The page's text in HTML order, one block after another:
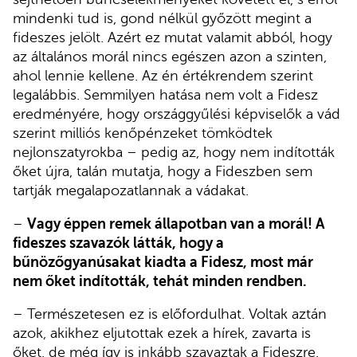
mindenki tud is, gond nélkül győzött megint a
fideszes jelölt. Azért ez mutat valamit abból, hogy
az általános morál nincs egészen azon a szinten,
ahol lennie kellene. Az én értékrendem szerint
legalábbis. Semmilyen hatása nem volt a Fidesz
eredményére, hogy országgyűlési képviselők a vád
szerint milliós kenőpénzeket tömködtek
nejlonszatyrokba – pedig az, hogy nem indították
őket újra, talán mutatja, hogy a Fideszben sem
tartják megalapozatlannak a vádakat.
– Vagy éppen remek állapotban van a morál! A
fideszes szavazók látták, hogy a
bűnözőgyanúsakat kiadta a Fidesz, most már
nem őket indították, tehát minden rendben.
– Természetesen ez is előfordulhat. Voltak aztán
azok, akikhez eljutottak ezek a hírek, zavarta is
őket, de még így is inkább szavaztak a Fideszre.